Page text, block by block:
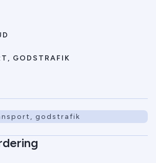
GODSTRAFIK
godstrafik